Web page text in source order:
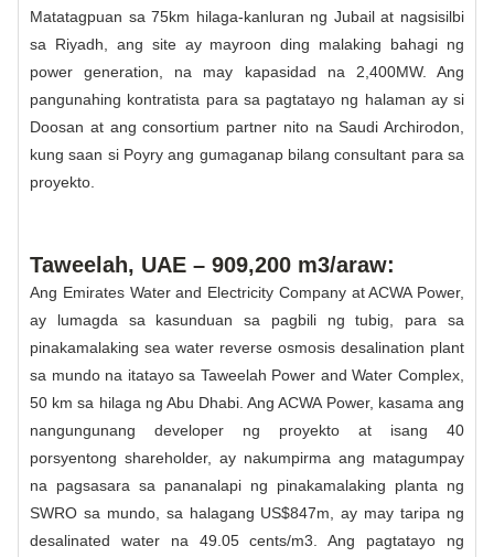
Matatagpuan sa 75km hilaga-kanluran ng Jubail at nagsisilbi
sa Riyadh, ang site ay mayroon ding malaking bahagi ng
power generation, na may kapasidad na 2,400MW. Ang
pangunahing kontratista para sa pagtatayo ng halaman ay si
Doosan at ang consortium partner nito na Saudi Archirodon,
kung saan si Poyry ang gumaganap bilang consultant para sa
proyekto.
Taweelah, UAE – 909,200 m3/araw:
Ang Emirates Water and Electricity Company at ACWA Power,
ay lumagda sa kasunduan sa pagbili ng tubig, para sa
pinakamalaking sea water reverse osmosis desalination plant
sa mundo na itatayo sa Taweelah Power and Water Complex,
50 km sa hilaga ng Abu Dhabi. Ang ACWA Power, kasama ang
nangungunang developer ng proyekto at isang 40
porsyentong shareholder, ay nakumpirma ang matagumpay
na pagsasara sa pananalapi ng pinakamalaking planta ng
SWRO sa mundo, sa halagang US$847m, ay may taripa ng
desalinated water na 49.05 cents/m3. Ang pagtatayo ng